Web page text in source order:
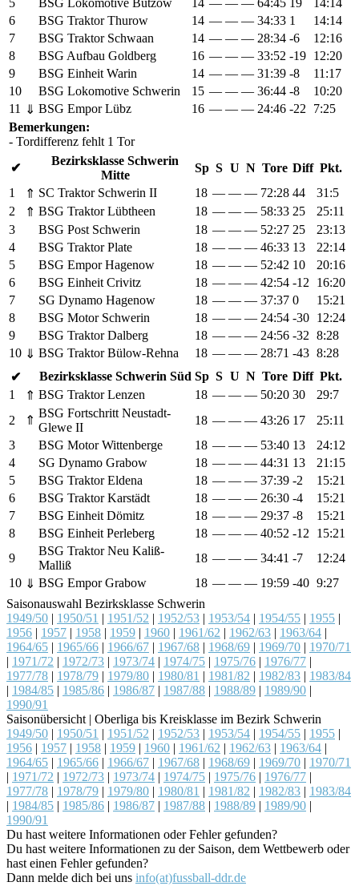
5 BSG Lokomotive Bützow 14 — — — 64:45 19
14:14
6
BSG Traktor Thurow 14 — — — 34:33 1
14:14
7
BSG Traktor Schwaan 14 — — — 28:34 -6
12:16
8
BSG Aufbau Goldberg 16 — — — 33:52 -19 12:20
9
BSG Einheit Warin 14 — — — 31:39 -8
11:17
10
BSG Lokomotive Schwerin 15 — — — 36:44 -8
10:20
11
⇓ BSG Empor Lübz 16 — — — 24:46 -22
7:25
Bemerkungen:
- Tordifferenz fehlt 1 Tor
✔
Bezirksklasse Schwerin
Mitte
Sp S U N Tore Diff Pkt.
1
⇑ SC Traktor Schwerin II 18 — — — 72:28 44
31:5
2
⇑ BSG Traktor Lübtheen 18 — — — 58:33 25
25:11
3
BSG Post Schwerin 18 — — — 52:27 25
23:13
4
BSG Traktor Plate 18 — — — 46:33 13
22:14
5
BSG Empor Hagenow 18 — — — 52:42 10
20:16
6
BSG Einheit Crivitz 18 — — — 42:54 -12
16:20
7
SG Dynamo Hagenow 18 — — — 37:37 0
15:21
8
BSG Motor Schwerin 18 — — — 24:54 -30 12:24
9
BSG Traktor Dalberg 18 — — — 24:56 -32 8:28
10 ⇓ BSG Traktor Bülow-Rehna 18 — — — 28:71 -43 8:28
✔
Bezirksklasse Schwerin Süd Sp S U N Tore Diff Pkt.
1
⇑ BSG Traktor Lenzen 18 — — — 50:20 30
29:7
2
⇑
BSG Fortschritt Neustadt-
Glewe II
18 — — — 43:26 17
25:11
3
BSG Motor Wittenberge 18 — — — 53:40 13
24:12
4
SG Dynamo Grabow 18 — — — 44:31 13
21:15
5
BSG Traktor Eldena 18 — — — 37:39 -2
15:21
6
BSG Traktor Karstädt 18 — — — 26:30 -4
15:21
7
BSG Einheit Dömitz 18 — — — 29:37 -8
15:21
8
BSG Einheit Perleberg 18 — — — 40:52 -12
15:21
9
BSG Traktor Neu Kaliß-
Malliß
18 — — — 34:41 -7
12:24
10 ⇓ BSG Empor Grabow 18 — — — 19:59 -40 9:27
Saisonauswahl Bezirksklasse Schwerin
1949/50 | 1950/51 | 1951/52 | 1952/53 | 1953/54 | 1954/55 | 1955 |
1956 | 1957 | 1958 | 1959 | 1960 | 1961/62 | 1962/63 | 1963/64 |
1964/65 | 1965/66 | 1966/67 | 1967/68 | 1968/69 | 1969/70 | 1970/71
| 1971/72 | 1972/73 | 1973/74 | 1974/75 | 1975/76 | 1976/77 |
1977/78 | 1978/79 | 1979/80 | 1980/81 | 1981/82 | 1982/83 | 1983/84
| 1984/85 | 1985/86 | 1986/87 | 1987/88 | 1988/89 | 1989/90 |
1990/91
Saisonübersicht | Oberliga bis Kreisklasse im Bezirk Schwerin
1949/50 | 1950/51 | 1951/52 | 1952/53 | 1953/54 | 1954/55 | 1955 |
1956 | 1957 | 1958 | 1959 | 1960 | 1961/62 | 1962/63 | 1963/64 |
1964/65 | 1965/66 | 1966/67 | 1967/68 | 1968/69 | 1969/70 | 1970/71
| 1971/72 | 1972/73 | 1973/74 | 1974/75 | 1975/76 | 1976/77 |
1977/78 | 1978/79 | 1979/80 | 1980/81 | 1981/82 | 1982/83 | 1983/84
| 1984/85 | 1985/86 | 1986/87 | 1987/88 | 1988/89 | 1989/90 |
1990/91
Du hast weitere Informationen oder Fehler gefunden?
Du hast weitere Informationen zu der Saison, dem Wettbewerb oder
hast einen Fehler gefunden?
Dann melde dich bei uns info(at)fussball-ddr.de